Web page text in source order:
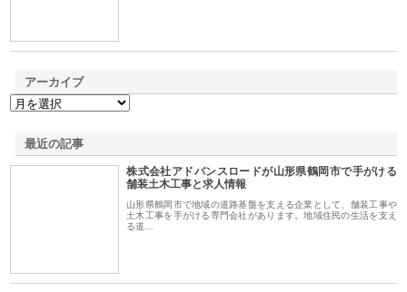
アーカイブ
最近の記事
株式会社アドバンスロードが山形県鶴岡市で手がける
舗装土木工事と求人情報
山形県鶴岡市で地域の道路基盤を支える企業として、舗装工事や
土木工事を手がける専門会社があります。地域住民の生活を支え
る道…